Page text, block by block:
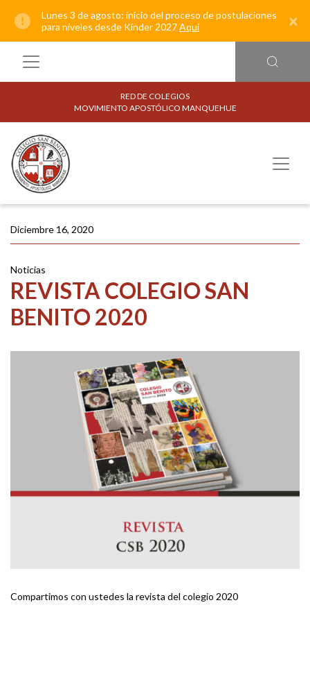
Lunes 3 de agosto: inicio del proceso de postulaciones
para niveles desde Kínder 2027Aquí ×
RED DE COLEGIOS
MOVIMIENTO APOSTÓLICO MANQUEHUE
Diciembre 16, 2020
Noticias
REVISTA COLEGIO SAN
BENITO 2020
Compartimos con ustedes la revista del colegio 2020